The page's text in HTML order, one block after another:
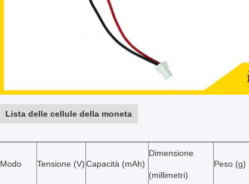
Lista delle cellule della moneta
Modo Tensione (V)Capacità (mAh)
Dimensione
(millimetri)
Peso (g)